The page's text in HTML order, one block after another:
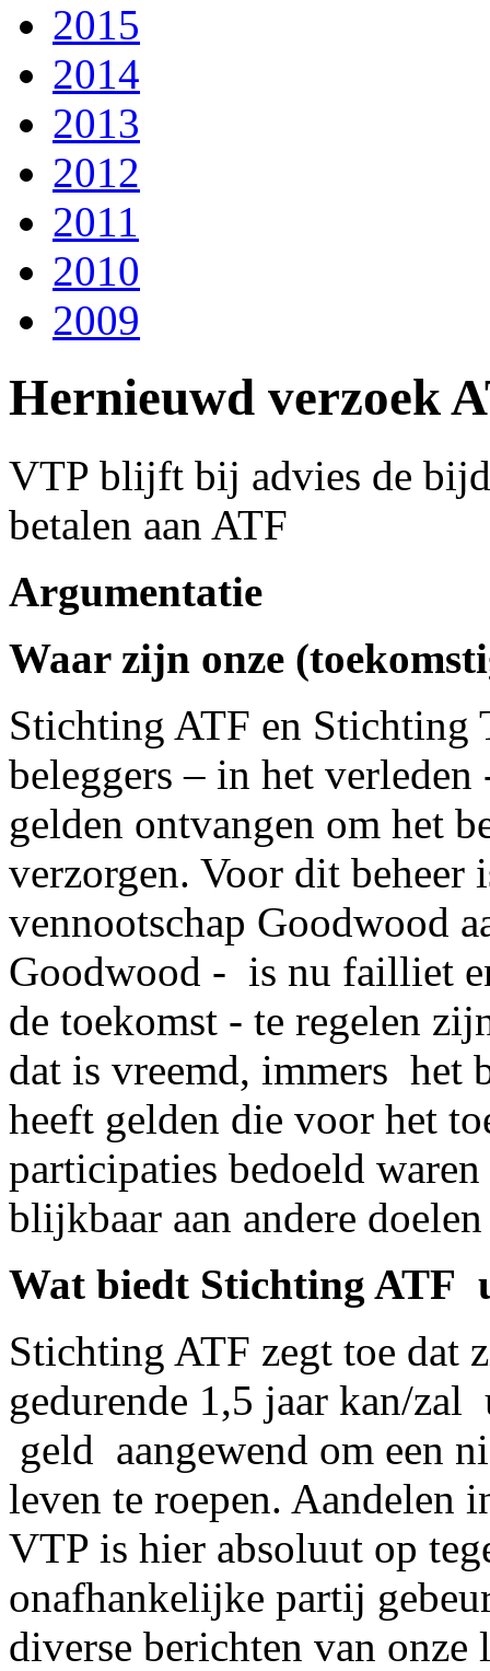
2015
2014
2013
2012
2011
2010
2009
Hernieuwd verzoek
VTP blijft bij advies de
betalen aan ATF
Argumentatie
Waar zijn onze
Stichting ATF en Stichting
beleggers – in het verleden
gelden ontvangen om het
verzorgen. Voor dit beheer
vennootschap Goodwood
Goodwood - is nu failliet
de toekomst - te regelen
dat is vreemd, immers het
heeft gelden die voor het
participaties bedoeld
blijkbaar aan andere doelen
Wat biedt Stichting ATF
Stichting ATF zegt toe dat
gedurende 1,5 jaar kan/
geld aangewend om een
leven te roepen. Aandelen
VTP is hier absoluut op
onafhankelijke partij
diverse berichten van onze